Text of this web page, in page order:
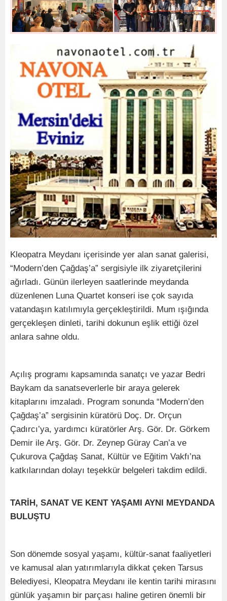
Kleopatra Meydanı içerisinde yer alan sanat galerisi,
“Modern’den Çağdaş’a” sergisiyle ilk ziyaretçilerini
ağırladı. Günün ilerleyen saatlerinde meydanda
düzenlenen Luna Quartet konseri ise çok sayıda
vatandaşın katılımıyla gerçekleştirildi. Mum ışığında
gerçekleşen dinleti, tarihi dokunun eşlik ettiği özel
anlara sahne oldu.
Açılış programı kapsamında sanatçı ve yazar Bedri
Baykam da sanatseverlerle bir araya gelerek
kitaplarını imzaladı. Program sonunda “Modern’den
Çağdaş’a” sergisinin küratörü Doç. Dr. Orçun
Çadırcı’ya, yardımcı küratörler Arş. Gör. Dr. Görkem
Demir ile Arş. Gör. Dr. Zeynep Güray Can’a ve
Çukurova Çağdaş Sanat, Kültür ve Eğitim Vakfı’na
katkılarından dolayı teşekkür belgeleri takdim edildi.
TARİH, SANAT VE KENT YAŞAMI AYNI MEYDANDA
BULUŞTU
Son dönemde sosyal yaşamı, kültür-sanat faaliyetleri
ve kamusal alan yatırımlarıyla dikkat çeken Tarsus
Belediyesi, Kleopatra Meydanı ile kentin tarihi mirasını
günlük yaşamın bir parçası haline getiren önemli bir